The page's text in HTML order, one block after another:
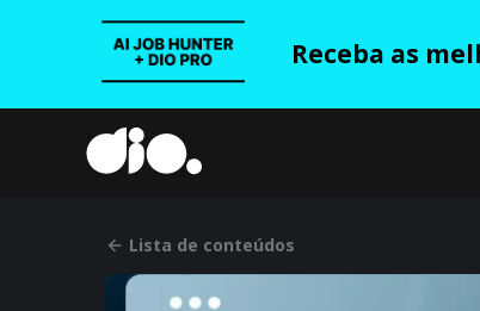
Receba as
Lista de conteúdos